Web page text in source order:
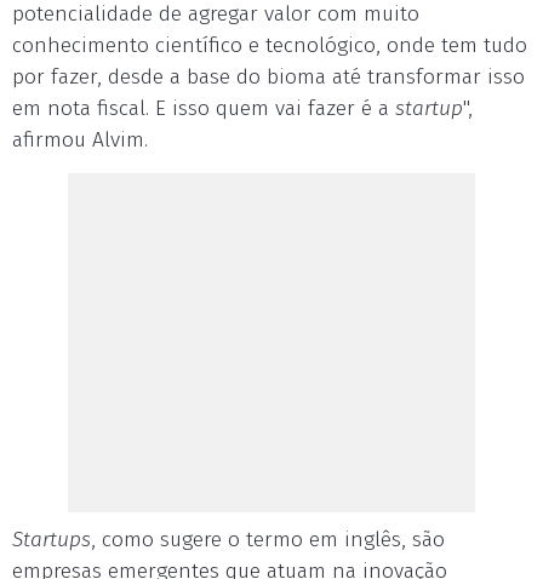
potencialidade de agregar valor com muito
conhecimento científico e tecnológico, onde tem tudo
por fazer, desde a base do bioma até transformar isso
em nota fiscal. E isso quem vai fazer é a startup",
afirmou Alvim.
Startups, como sugere o termo em inglês, são
empresas emergentes que atuam na inovação